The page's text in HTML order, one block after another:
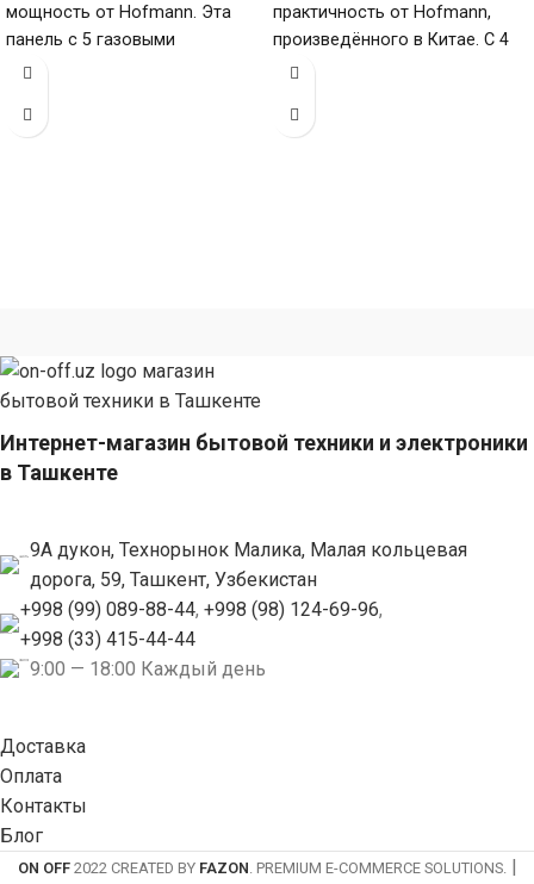
мощность от Hofmann. Эта
панель с 5 газовыми
конфорками и нержавеющей
практичность от Hofmann,
произведённого в Китае. С 4
конфорками и поверхностью
Интернет-магазин бытовой техники и электроники
в Ташкенте
9А дукон, Технорынок Малика, Малая кольцевая
дорога, 59, Ташкент, Узбекистан
+998 (99) 089-88-44, +998 (98) 124-69-96,
+998 (33) 415-44-44
9:00 — 18:00 Каждый день
Доставка
Оплата
Контакты
Блог
ON OFF 2022 CREATED BY FAZON . PREMIUM E-COMMERCE SOLUTIONS. |